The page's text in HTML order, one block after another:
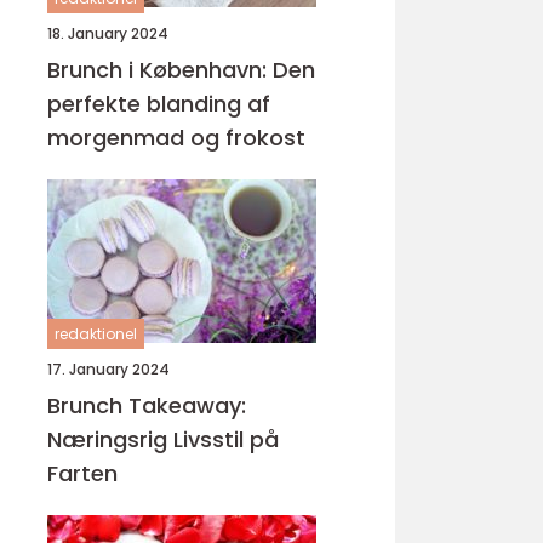
18. January 2024
Brunch i København: Den
perfekte blanding af
morgenmad og frokost
redaktionel
17. January 2024
Brunch Takeaway:
Næringsrig Livsstil på
Farten